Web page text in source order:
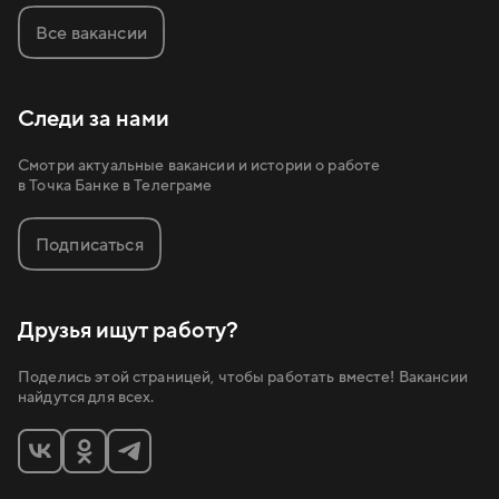
Все вакансии
Следи за нами
Смотри актуальные вакансии и истории о работе
в Точка Банке в Телеграме
Подписаться
Друзья ищут работу?
Поделись этой страницей, чтобы работать вместе! Вакансии
найдутся для всех.